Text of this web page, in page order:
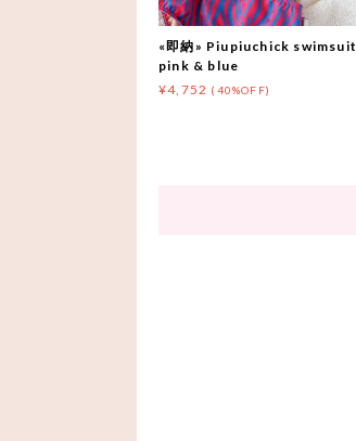
«即納» Piupiuchick swimsuit
pink & blue
¥4,752 (40%OFF)